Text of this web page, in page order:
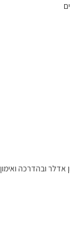
אדלר ובהדרכה ואימון